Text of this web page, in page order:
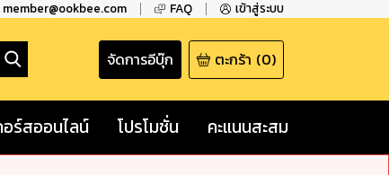
FAQ เข้าสู่ระบบ
จัดการอีบุ๊ก ตะกร้า (0)
ร์สออนไลน์ โปรโมชั่น คะแนนสะสม